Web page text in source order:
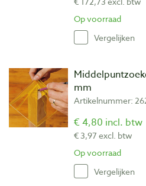
Op voorraad
Vergelijken
mm
Artikelnummer:
€ 4,80 incl. btw
€ 3,97 excl. btw
Op voorraad
Vergelijken